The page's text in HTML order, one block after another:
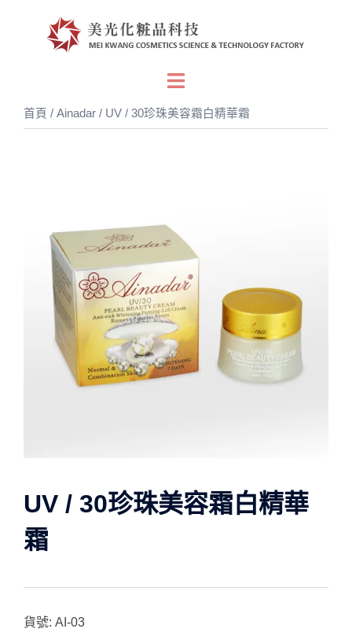
Toggle
首頁 / Ainadar / UV / 30珍珠美容霜白精華霜
UV / 30珍珠美容霜白精華
霜
貨號: AI-03